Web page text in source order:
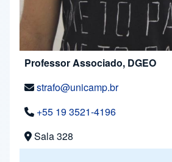
Professor Associado, DGEO
strafo@unicamp.br
+55 19 3521-4196
Sala 328